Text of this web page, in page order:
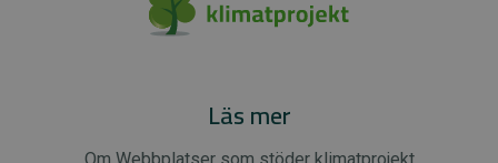
Läs mer